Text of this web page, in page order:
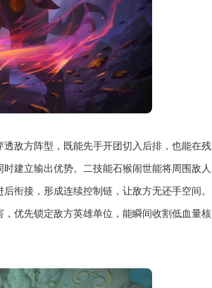
敌方阵型，既能先手开团切入后排，也能在残
建立输出优势。二技能石猴闹世能将周围敌人
衔接，形成连续控制链，让敌方无还手空间。
优先锁定敌方英雄单位，能瞬间收割低血量核